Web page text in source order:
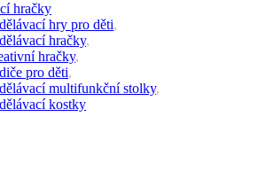
hračky
hry pro děti,
hračky,
hračky,
pro děti,
multifunkční stolky,
kostky